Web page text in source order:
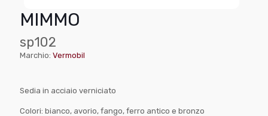
MIMMO
sp102
Marchio: Vermobil
Sedia in acciaio verniciato
Colori: bianco, avorio, fango, ferro antico e bronzo